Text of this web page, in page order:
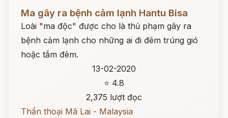
Ma gây ra bệnh cảm lạnh Hantu Bisa
Loài "ma độc" được cho là thủ phạm gây ra
bệnh cảm lạnh cho những ai đi đêm trúng gió
hoặc tắm đêm.
13-02-2020
⭐ 4.8
2,375 lượt đọc
Thần thoại Mã Lai - Malaysia